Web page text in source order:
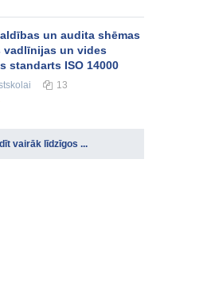
un audita shēmas
vadlīnijas un vides
standarts ISO 14000
13
vairāk līdzīgos ...